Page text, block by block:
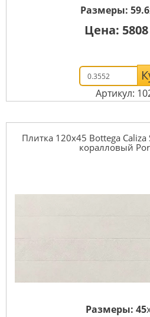
Размеры: 59.6
Цена: 5808
Артикул:
Плитка 120x45 Bottega
коралловый
Размеры: 45